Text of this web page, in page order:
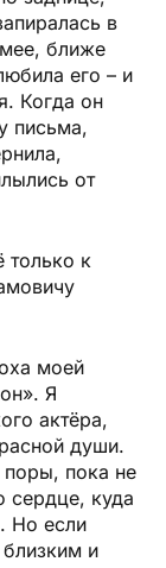
в
ближе
его – и
Когда он
письма,
от
только к
моей
Я
актёра,
души.
пока не
сердце, куда
Но если
близким и